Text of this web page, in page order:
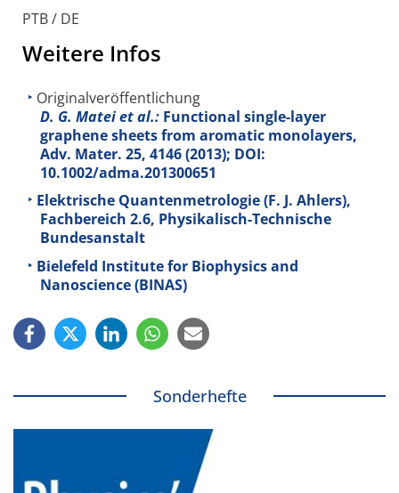
PTB / DE
Weitere Infos
Originalveröffentlichung
D. G. Matei et al.: Functional single-layer
graphene sheets from aromatic monolayers,
Adv. Mater. 25, 4146 (2013); DOI:
10.1002/adma.201300651
Elektrische Quantenmetrologie (F. J. Ahlers),
Fachbereich 2.6, Physikalisch-Technische
Bundesanstalt
Bielefeld Institute for Biophysics and
Nanoscience (BINAS)
Sonderhefte